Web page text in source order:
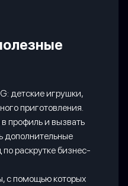
детские игрушки,
приготовления.
профиль и вызвать
дополнительные
раскрутке бизнес-
с помощью которых